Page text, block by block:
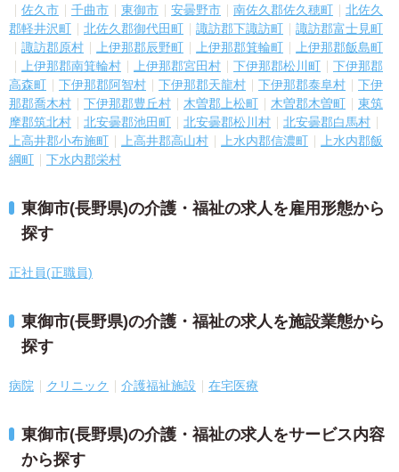
佐久市
千曲市 東御市 安曇野市 南佐久郡佐久穂町
北佐久
郡軽井沢町
北佐久郡御代田町 諏訪郡下諏訪町
諏訪郡富士見町
諏訪郡原村
上伊那郡辰野町 上伊那郡箕輪町
上伊那郡飯島町
上伊那郡南箕輪村
上伊那郡宮田村 下伊那郡松川町
下伊那郡
高森町
下伊那郡阿智村 下伊那郡天龍村 下伊那郡泰阜村
下伊
那郡喬木村
下伊那郡豊丘村 木曽郡上松町 木曽郡木曽町
東筑
摩郡筑北村
北安曇郡池田町 北安曇郡松川村
北安曇郡白馬村
上高井郡小布施町
上高井郡高山村 上水内郡信濃町
上水内郡飯
綱町
下水内郡栄村
東御市(長野県)の介護・福祉の求人を雇用形態から
探す
正社員(正職員)
東御市(長野県)の介護・福祉の求人を施設業態から
探す
病院 クリニック 介護福祉施設 在宅医療
東御市(長野県)の介護・福祉の求人をサービス内容
から探す